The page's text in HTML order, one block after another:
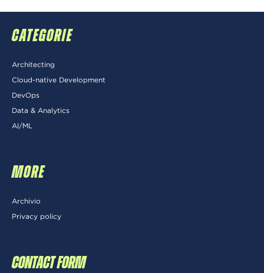
CATEGORIE
Architecting
Cloud-native Development
DevOps
Data & Analytics
AI/ML
MORE
Archivio
Privacy policy
CONTACT FORM